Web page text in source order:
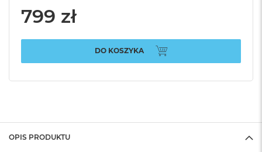
799 zł
DO KOSZYKA
OPIS PRODUKTU